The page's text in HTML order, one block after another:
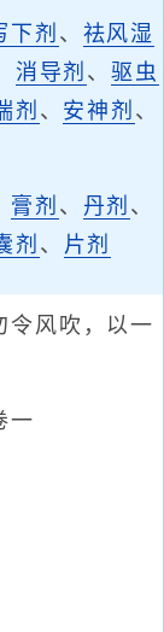
下剂 、 祛风湿
消导剂 、驱虫
剂 、 安神剂 、
膏剂 、 丹剂 、
剂 、 片剂
令风吹，以一
一